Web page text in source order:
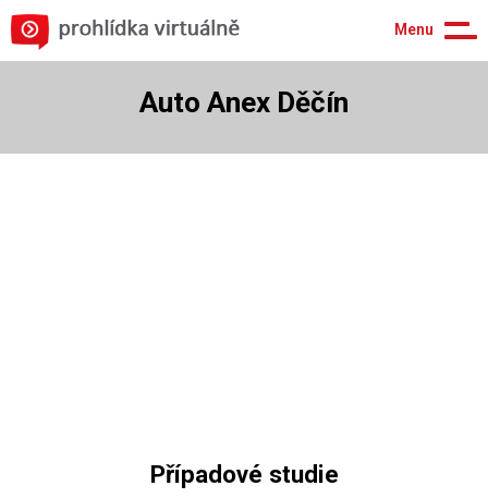
Menu
Auto Anex Děčín
Případové studie